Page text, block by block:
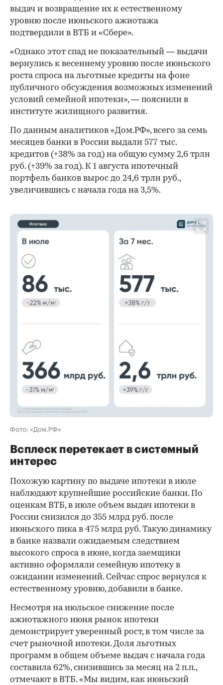
выдач и возвращение их к естественному
уровню после июньского ажиотажа
подтвердили в ВТБ и «Сбере».
«Однако этот спад не показательный — выдачи
вернулись к весеннему уровню после июньского
роста спроса на льготные кредиты на фоне
публичного обсуждения возможных изменений
условий семейной ипотеки», — пояснили в
институте жилищного развития.
По данным аналитиков «Дом.РФ», всего за семь
месяцев банки в России выдали 577 тыс.
кредитов (+38% за год) на общую сумму 2,6 трлн
руб. (+39% за год). К 1 августа ипотечный
портфель банков вырос до 24,6 трлн руб.,
увеличившись с начала года на 3,5%.
Фото: «Дом.РФ»
Всплеск перетекает в системный
интерес
Похожую картину по выдаче ипотеки в июле
наблюдают крупнейшие российские банки. По
оценкам ВТБ, в июле объем выдач ипотеки в
России снизился до 355 млрд руб. после
июньского пика в 475 млрд руб. Такую динамику
в банке назвали ожидаемым следствием
высокого спроса в июне, когда заемщики
активно оформляли семейную ипотеку в
ожидании изменений. Сейчас спрос вернулся к
естественному уровню, добавили в банке.
Несмотря на июльское снижение после
ажиотажного июня рынок ипотеки
демонстрирует уверенный рост, в том числе за
счет рыночной ипотеки. Доля льготных
программ в общем объеме выдач с начала года
составила 62%, снизившись за месяц на 2 п.п.,
отмечают в ВТБ. «Мы видим, как июньский